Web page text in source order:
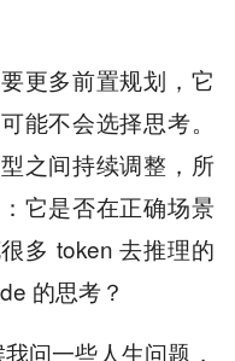
更多前置规划，它
能不会选择思考。
之间持续调整，所
它是否在正确场景
多 token 去推理的
的思考？
问一些人生问题，